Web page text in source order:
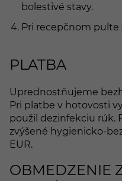
bolestivé stavy.
Pri recepčnom pulte
PLATBA
Uprednostňujeme
Pri platbe v hotovosti
použil dezinfekciu rúk.
zvýšené hygienicko-
EUR.
OBMEDZENIE